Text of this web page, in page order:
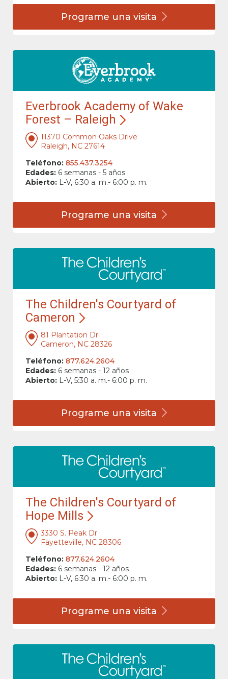
Programe una visita
Everbrook Academy of Wake
Forest – Raleigh
11370 Common Oaks Drive
Raleigh, NC 27614
Teléfono: 855.437.3254
Edades: 6 semanas - 5 años
Abierto: L-V, 6:30 a. m.- 6:00 p. m.
Programe una visita
The Children's Courtyard of
Cameron
81 Plantation Dr
Cameron, NC 28326
Teléfono: 877.624.2604
Edades: 6 semanas - 12 años
Abierto: L-V, 5:30 a. m.- 6:00 p. m.
Programe una visita
The Children's Courtyard of
Hope Mills
3330 S. Peak Dr
Fayetteville, NC 28306
Teléfono: 877.624.2604
Edades: 6 semanas - 12 años
Abierto: L-V, 6:30 a. m.- 6:00 p. m.
Programe una visita